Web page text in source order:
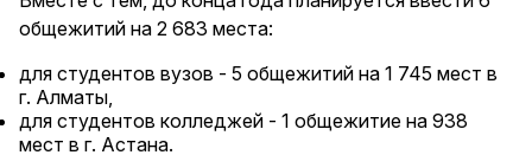
общежитий на 2 683 места:
для студентов вузов - 5 общежитий на 1 745 мест в
г. Алматы,
для студентов колледжей - 1 общежитие на 938
мест в г. Астана.